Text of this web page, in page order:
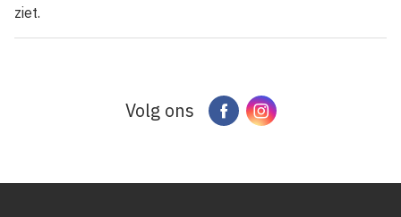
ziet.
Volg ons FacebookInstagram